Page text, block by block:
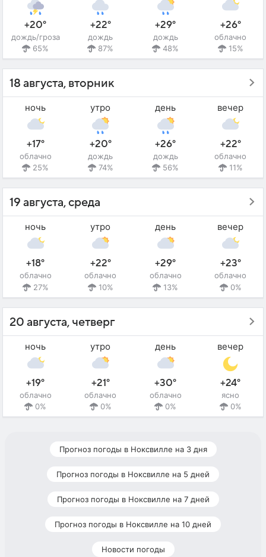
+20°
дождь/гроза
65%
+22°
дождь
87%
+29°
дождь
48%
+26°
облачно
15%
18 августа, вторник
ночь
+17°
облачно
25%
утро
+20°
дождь
74%
день
+26°
дождь
56%
вечер
+22°
облачно
11%
19 августа, среда
ночь
+18°
облачно
27%
утро
+22°
облачно
10%
день
+29°
облачно
13%
вечер
+23°
облачно
0%
20 августа, четверг
ночь
+19°
облачно
0%
утро
+21°
облачно
0%
день
+30°
облачно
0%
вечер
+24°
ясно
0%
Прогноз погоды в Ноксвилле на 3 дня
Прогноз погоды в Ноксвилле на 5 дней
Прогноз погоды в Ноксвилле на 7 дней
Прогноз погоды в Ноксвилле на 10 дней
Новости погоды